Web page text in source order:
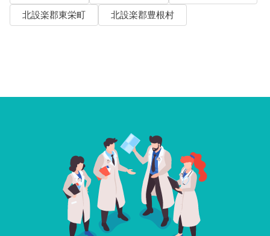
北設楽郡東栄町
北設楽郡豊根村